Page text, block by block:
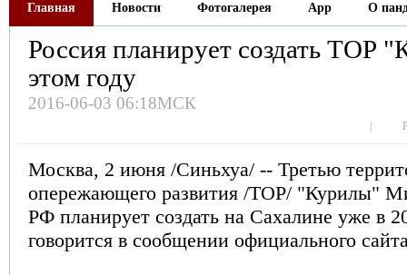
Главная Новости Фотогалерея App О
Россия планирует создать ТОР
этом году
2016-06-03 06:18МСК
Москва, 2 июня /Синьхуа/ -- Третью
опережающего развития /ТОР/ "Курилы"
РФ планирует создать на Сахалине уже в
говорится в сообщении официального